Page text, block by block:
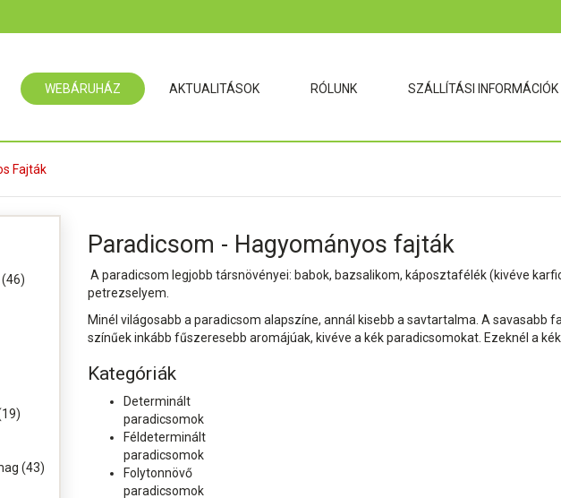
WEBÁRUHÁZ AKTUALITÁSOK RÓLUNK SZÁLLÍTÁSI INFORMÁCIÓK
Fajták
(43)
Paradicsom - Hagyományos fajták
A paradicsom legjobb társnövényei: babok, bazsalikom, káposztafélék (kivéve
petrezselyem.
Minél világosabb a paradicsom alapszíne, annál kisebb a savtartalma. A savasabb
színűek inkább fűszeresebb aromájúak, kivéve a kék paradicsomokat. Ezeknél a
Kategóriák
Determinált
paradicsomok
Féldeterminált
paradicsomok
Folytonnövő
paradicsomok